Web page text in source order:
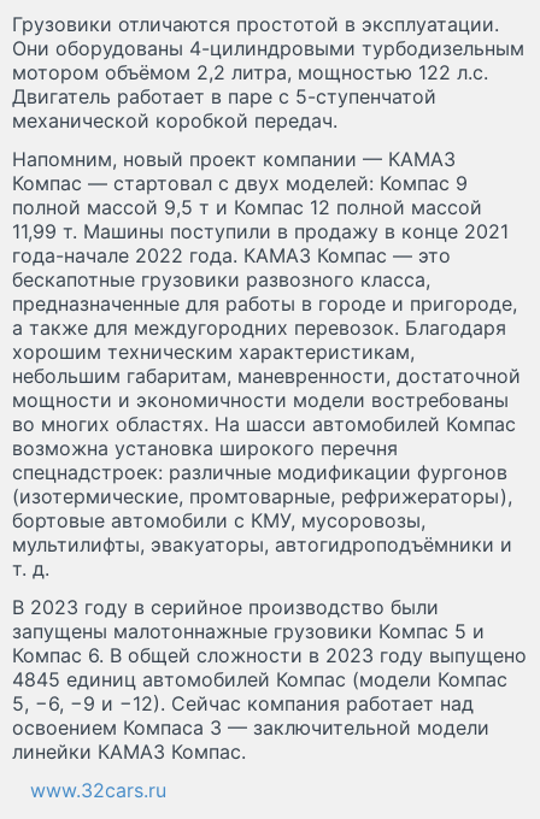
Грузовики отличаются простотой в эксплуатации.
Они оборудованы 4-цилиндровыми турбодизельным
мотором объёмом 2,2 литра, мощностью 122 л.с.
Двигатель работает в паре с 5-ступенчатой
механической коробкой передач.
Напомним, новый проект компании — КАМАЗ
Компас — стартовал с двух моделей: Компас 9
полной массой 9,5 т и Компас 12 полной массой
11,99 т. Машины поступили в продажу в конце 2021
года-начале 2022 года. КАМАЗ Компас — это
бескапотные грузовики развозного класса,
предназначенные для работы в городе и пригороде,
а также для междугородних перевозок. Благодаря
хорошим техническим характеристикам,
небольшим габаритам, маневренности, достаточной
мощности и экономичности модели востребованы
во многих областях. На шасси автомобилей Компас
возможна установка широкого перечня
спецнадстроек: различные модификации фургонов
(изотермические, промтоварные, рефрижераторы),
бортовые автомобили с КМУ, мусоровозы,
мультилифты, эвакуаторы, автогидроподъёмники и
т. д.
В 2023 году в серийное производство были
запущены малотоннажные грузовики Компас 5 и
Компас 6. В общей сложности в 2023 году выпущено
4845 единиц автомобилей Компас (модели Компас
5, −6, −9 и −12). Сейчас компания работает над
освоением Компаса 3 — заключительной модели
линейки КАМАЗ Компас.
www.32cars.ru